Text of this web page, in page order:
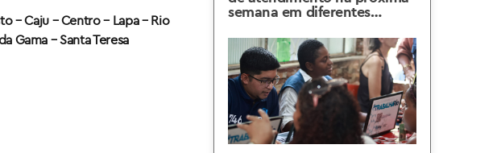
– Caju – Centro – Lapa – Rio
Gama – Santa Teresa
semana em diferentes